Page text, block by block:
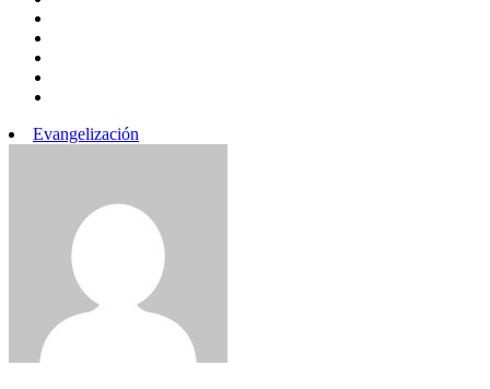
Evangelización